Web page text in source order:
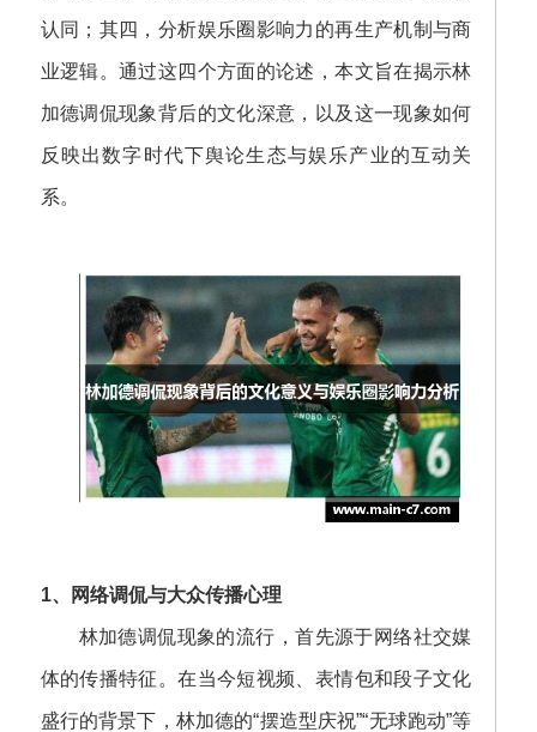
认同；其四，分析娱乐圈影响力的再生产机制与商
业逻辑。通过这四个方面的论述，本文旨在揭示林
加德调侃现象背后的文化深意，以及这一现象如何
反映出数字时代下舆论生态与娱乐产业的互动关
系。
1、网络调侃与大众传播心理
林加德调侃现象的流行，首先源于网络社交媒
体的传播特征。在当今短视频、表情包和段子文化
盛行的背景下，林加德的“摆造型庆祝”“无球跑动”等